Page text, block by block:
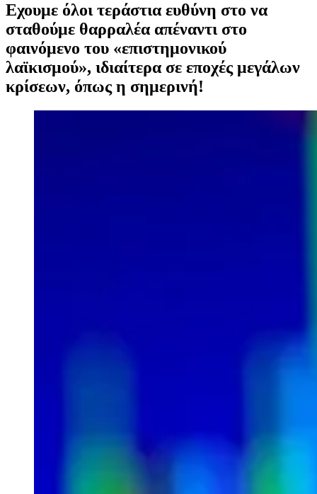
Eχουμε όλοι τεράστια ευθύνη στο να
σταθούμε θαρραλέα απέναντι στο
φαινόμενο του «επιστημονικού
λαϊκισμού», ιδιαίτερα σε εποχές μεγάλων
κρίσεων, όπως η σημερινή!